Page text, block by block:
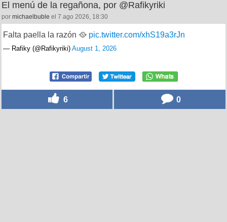
El menú de la regañona, por @Rafikyriki
por michaelbuble el 7 ago 2026, 18:30
Falta paella la razón 🥘 pic.twitter.com/xhS19a3rJn
— Rafiky (@Rafikyriki) August 1, 2026
6 0